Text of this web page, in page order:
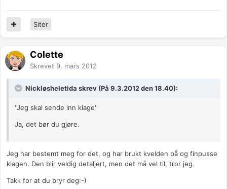
Siter
Colette
Skrevet 9. mars 2012
Nickløsheletida skrev (På 9.3.2012 den 18.40):
''Jeg skal sende inn klage''
Ja, det bør du gjøre.
Jeg har bestemt meg for det, og har brukt kvelden på og finpusse
klagen. Den blir veldig detaljert, men det må vel til, tror jeg.
Takk for at du bryr deg:-)